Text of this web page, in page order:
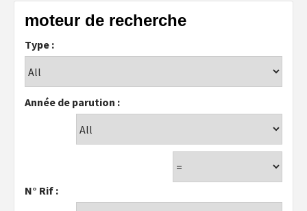
moteur de recherche
Type :
Année de parution :
N° Rif :